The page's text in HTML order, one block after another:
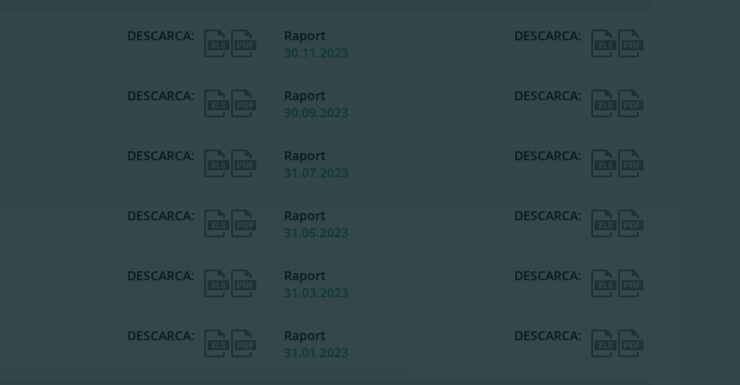
DESCARCA:
Raport
30.11.2023
DESCARCA:
DESCARCA:
Raport
30.09.2023
DESCARCA:
DESCARCA:
Raport
31.07.2023
DESCARCA:
DESCARCA:
Raport
31.05.2023
DESCARCA:
DESCARCA:
Raport
31.03.2023
DESCARCA:
DESCARCA:
Raport
31.01.2023
DESCARCA: